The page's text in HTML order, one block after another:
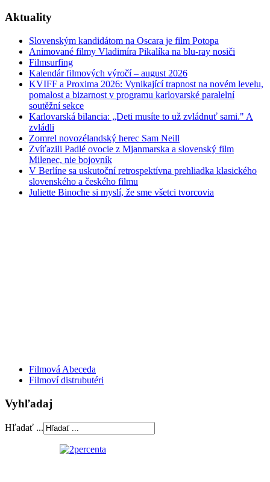
Aktuality
Slovenským kandidátom na Oscara je film Potopa
Animované filmy Vladimíra Pikalíka na blu-ray nosiči
Filmsurfing
Kalendár filmových výročí – august 2026
KVIFF a Proxima 2026: Vynikající trapnost na novém levelu,
pomalost a bizarnost v programu karlovarské paralelní
soutěžní sekce
Karlovarská bilancia: „Deti musíte to už zvládnuť sami." A
zvládli
Zomrel novozélandský herec Sam Neill
Zvíťazili Padlé ovocie z Mjanmarska a slovenský film
Milenec, nie bojovník
V Berlíne sa uskutoční retrospektívna prehliadka klasického
slovenského a českého filmu
Juliette Binoche si myslí, že sme všetci tvorcovia
Filmová Abeceda
Filmoví distrubutéri
Vyhľadaj
Hľadať ...